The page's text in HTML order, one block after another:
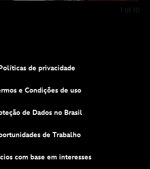
1 of 10
de privacidade
e Condições de uso
de Dados no Brasil
de Trabalho
com base em interesses